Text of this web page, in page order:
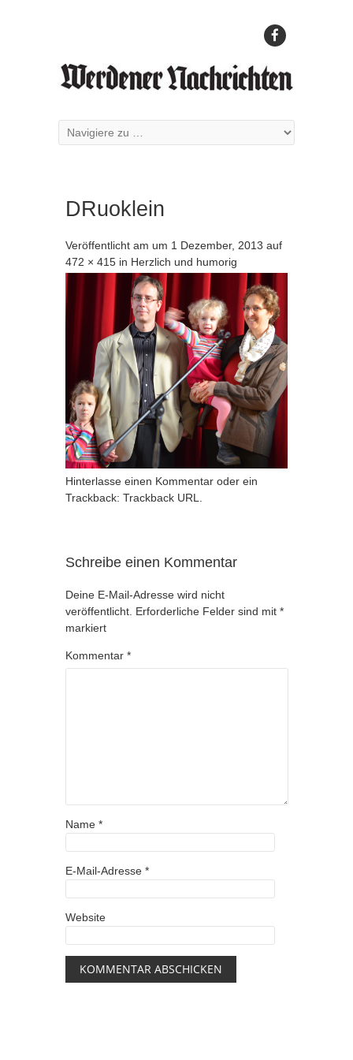
DRuoklein
Veröffentlicht am um 1 Dezember, 2013 auf
472 × 415 in Herzlich und humorig
Hinterlasse einen Kommentar oder ein
Trackback: Trackback URL
Schreibe einen Kommentar
Deine E-Mail-Adresse wird nicht
veröffentlicht. Erforderliche Felder sind mit *
markiert
Kommentar *
Name *
E-Mail-Adresse *
Website